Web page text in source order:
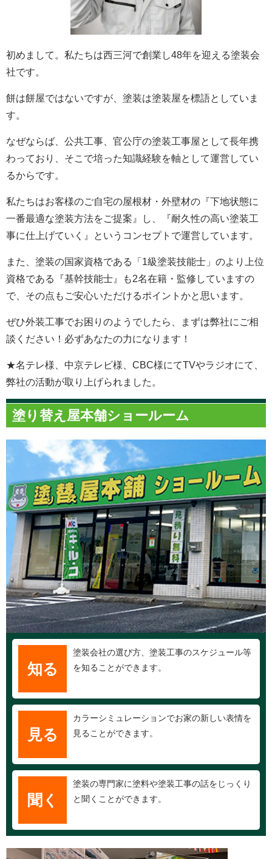
初めまして。私たちは西三河で創業し48年を迎える塗装会
社です。
餅は餅屋ではないですが、塗装は塗装屋を標語としていま
す。
なぜならば、公共工事、官公庁の塗装工事屋として長年携
わっており、そこで培った知識経験を軸として運営してい
るからです。
私たちはお客様のご自宅の屋根材・外壁材の『下地状態に
一番最適な塗装方法をご提案』し、『耐久性の高い塗装工
事に仕上げていく』というコンセプトで運営しています。
また、塗装の国家資格である「1級塗装技能士」のより上位
資格である『基幹技能士』も2名在籍・監修していますの
で、その点もご安心いただけるポイントかと思います。
ぜひ外装工事でお困りのようでしたら、まずは弊社にご相
談ください！必ずあなたの力になります！
★名テレ様、中京テレビ様、CBC様にてTVやラジオにて、
弊社の活動が取り上げられました。
塗り替え屋本舗ショールーム
知る
塗装会社の選び方、塗装工事のスケジュール等
を知ることができます。
見る
カラーシミュレーションでお家の新しい表情を
見ることができます。
聞く
塗装の専門家に塗料や塗装工事の話をじっくり
と聞くことができます。